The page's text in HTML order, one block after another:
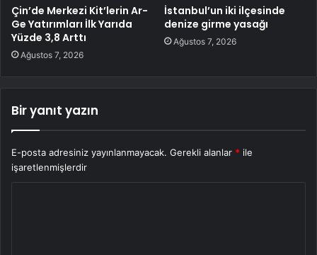
Çin’de Merkezi Kit’lerin Ar-
Ge Yatırımları İlk Yarıda
Yüzde 3,8 Arttı
Ağustos 7, 2026
İstanbul’un iki ilçesinde
denize girme yasağı
Ağustos 7, 2026
Bir yanıt yazın
E-posta adresiniz yayınlanmayacak. Gerekli alanlar * ile
işaretlenmişlerdir